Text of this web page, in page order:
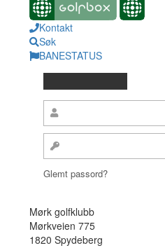
Kontakt
Søk
BANESTATUS
Glemt passord?
Mørk golfklubb
Mørkveien 775
1820 Spydeberg